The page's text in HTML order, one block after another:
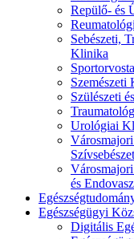
Repülő- és
Sebészeti,
Klinika
Szemészeti
Szülészeti
Urológiai
és
Egészségügyi
Digitális